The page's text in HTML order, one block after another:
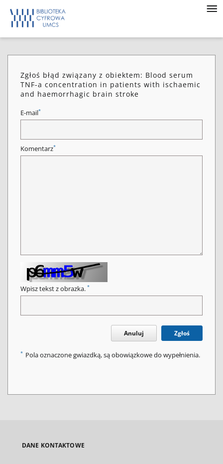
Zgłoś błąd związany z obiektem: Blood serum
TNF-a concentration in patients with ischaemic
and haemorrhagic brain stroke
E-mail*
Komentarz*
Wpisz tekst z obrazka. *
Anuluj Zgłoś
* Pola oznaczone gwiazdką, są obowiązkowe do wypełnienia.
DANE KONTAKTOWE